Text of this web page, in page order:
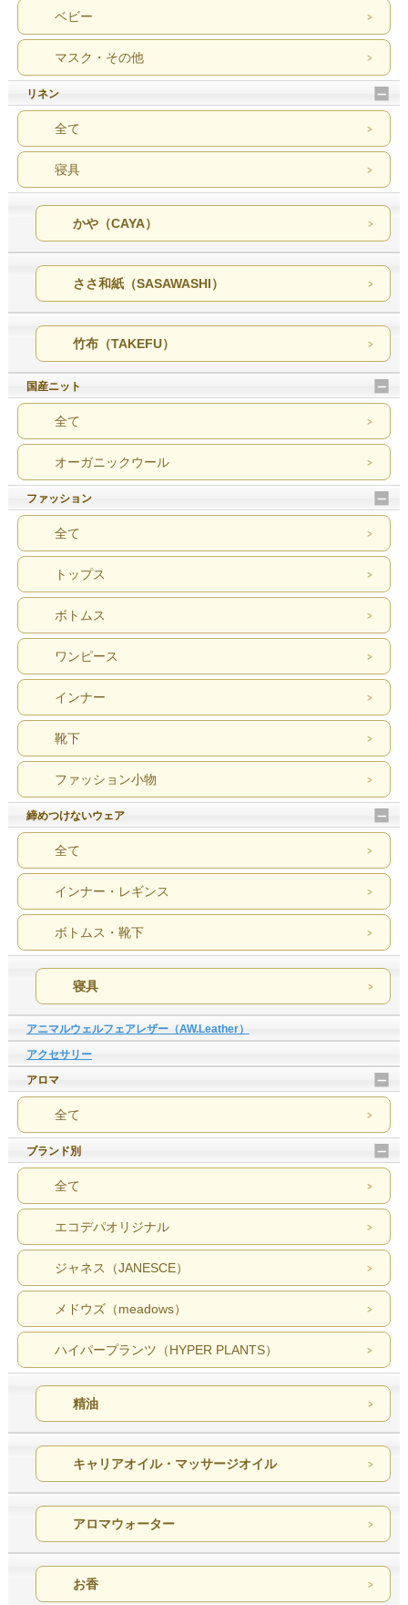
ベビー
マスク・その他
リネン
全て
寝具
かや（CAYA）
ささ和紙（SASAWASHI）
竹布（TAKEFU）
国産ニット
全て
オーガニックウール
ファッション
全て
トップス
ボトムス
ワンピース
インナー
靴下
ファッション小物
締めつけないウェア
全て
インナー・レギンス
ボトムス・靴下
寝具
アニマルウェルフェアレザー（AW.Leather）
アクセサリー
アロマ
全て
ブランド別
全て
エコデパオリジナル
ジャネス（JANESCE）
メドウズ（meadows）
ハイパープランツ（HYPER PLANTS）
精油
キャリアオイル・マッサージオイル
アロマウォーター
お香